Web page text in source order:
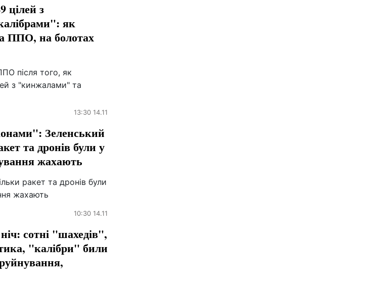
цілей з
як
ППО, на болотах
після того, як
з "кинжалами" та
13:30 14.11
Зеленський
та дронів були у
жахають
ракет та дронів були
жахають
10:30 14.11
сотні "шахедів",
"калібри" били